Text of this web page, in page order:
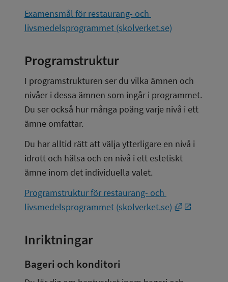
Examensmål för restaurang- och
livsmedelsprogrammet (skolverket.se)
Programstruktur
I programstrukturen ser du vilka ämnen och
nivåer i dessa ämnen som ingår i programmet.
Du ser också hur många poäng varje nivå i ett
ämne omfattar.
Du har alltid rätt att välja ytterligare en nivå i
idrott och hälsa och en nivå i ett estetiskt
ämne inom det individuella valet.
Programstruktur för restaurang- och
livsmedelsprogrammet (skolverket.se)
Länk till
Inriktningar
Bageri och konditori